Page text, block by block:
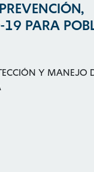
PARA
Y MANEJO